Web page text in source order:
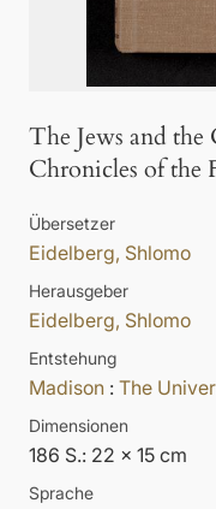
The Jews and the
Chronicles of the
Übersetzer
Eidelberg, Shlomo
Herausgeber
Eidelberg, Shlomo
Entstehung
Madison : The
Dimensionen
186 S.: 22 x 15 cm
Sprache